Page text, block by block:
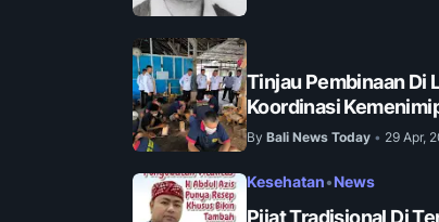
Tinjau Pembinaan Di
Koordinasi
By Bali News Today • 29 Apr,
Kesehatan•News
Pijat Tradisional Di